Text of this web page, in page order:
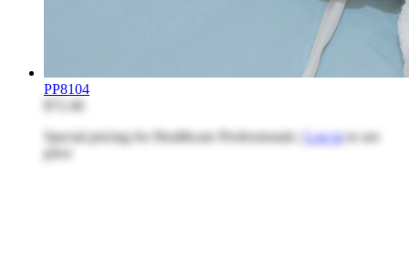
PP8104
$72.46
Special pricing for Healthcare Professionals | Log into see
price